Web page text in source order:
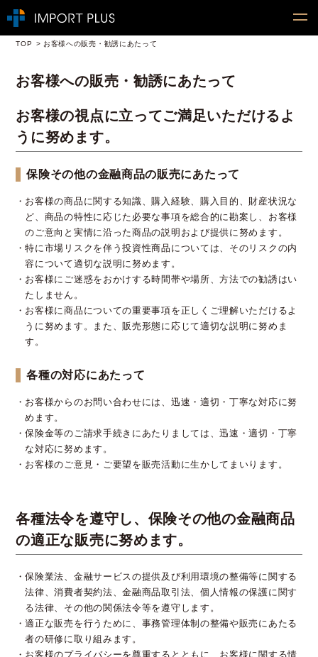
TOP お客様への販売・勧誘にあたって
お客様への販売・勧誘にあたって
お客様の視点に立ってご満足いただけるよ
うに努めます。
保険その他の金融商品の販売にあたって
お客様の商品に関する知識、購入経験、購入目的、財産状況な
ど、商品の特性に応じた必要な事項を総合的に勘案し、お客様
のご意向と実情に沿った商品の説明および提供に努めます。
特に市場リスクを伴う投資性商品については、そのリスクの内
容について適切な説明に努めます。
お客様にご迷惑をおかけする時間帯や場所、方法での勧誘はい
たしません。
お客様に商品についての重要事項を正しくご理解いただけるよ
うに努めます。また、販売形態に応じて適切な説明に努めま
す。
各種の対応にあたって
お客様からのお問い合わせには、迅速・適切・丁寧な対応に努
めます。
保険金等のご請求手続きにあたりましては、迅速・適切・丁寧
な対応に努めます。
お客様のご意見・ご要望を販売活動に生かしてまいります。
各種法令を遵守し、保険その他の金融商品
の適正な販売に努めます。
保険業法、金融サービスの提供及び利用環境の整備等に関する
法律、消費者契約法、金融商品取引法、個人情報の保護に関す
る法律、その他の関係法令等を遵守します。
適正な販売を行うために、事務管理体制の整備や販売にあたる
者の研修に取り組みます。
お客様のプライバシーを尊重するとともに、お客様に関する情